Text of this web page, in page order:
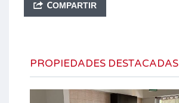
COMPARTIR
PROPIEDADES DESTACADAS